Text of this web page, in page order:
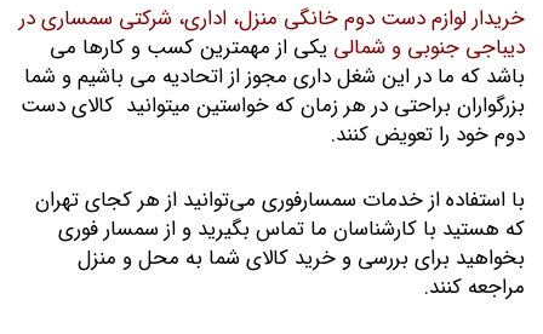
خریدار لوازم دست دوم خانگی منزل، اداری، شرکتی سمساری در
دیباجی جنوبی و شمالی یکی از مهمترین کسب و کارها می
باشد که ما در این شغل داری مجوز از اتحادیه می باشیم و شما
بزرگواران براحتی در هر زمان که خواستین میتوانید کالای دست
دوم خود را تعویض کنند.
با استفاده از خدمات سمسارفوری می‌توانید از هر کجای تهران
که هستید با کارشناسان ما تماس بگیرید و از سمسار فوری
بخواهید برای بررسی و خرید کالای شما به محل و منزل
مراجعه کنند.